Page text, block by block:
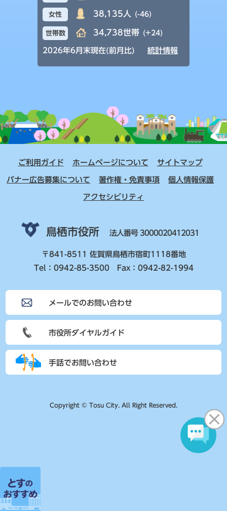
女性 38,135人 (-46)
世帯数 34,738世帯 (+24)
2026年6月末現在(前月比) 統計情報
ご利用ガイド ホームページについて サイトマップ
バナー広告募集について 著作権・免責事項 個人情報保護
アクセシビリティ
鳥栖市役所 法人番号 3000020412031
〒841-8511 佐賀県鳥栖市宿町1118番地
Tel：0942-85-3500 Fax：0942-82-1994
メールでのお問い合わせ
市役所ダイヤルガイド
手話でお問い合わせ
Copyright © Tosu City. All Right Reserved.